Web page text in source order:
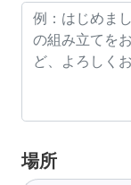
場所